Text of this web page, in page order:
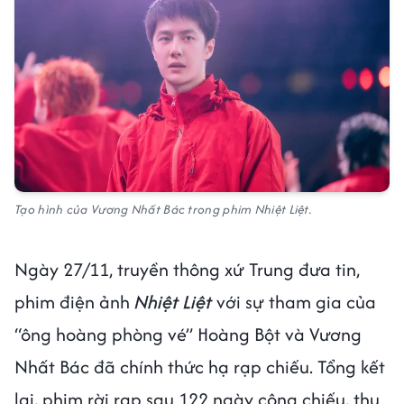
Tạo hình của Vương Nhất Bác trong phim Nhiệt Liệt.
Ngày 27/11, truyền thông xứ Trung đưa tin,
phim điện ảnh Nhiệt Liệtvới sự tham gia của
“ông hoàng phòng vé” Hoàng Bột và Vương
Nhất Bác đã chính thức hạ rạp chiếu. Tổng kết